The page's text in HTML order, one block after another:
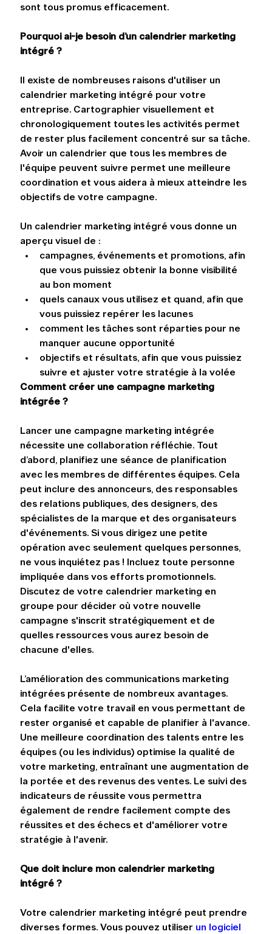
sont tous promus efficacement.
Pourquoi ai-je besoin d’un calendrier marketing
intégré ?
Il existe de nombreuses raisons d'utiliser un
calendrier marketing intégré pour votre
entreprise. Cartographier visuellement et
chronologiquement toutes les activités permet
de rester plus facilement concentré sur sa tâche.
Avoir un calendrier que tous les membres de
l'équipe peuvent suivre permet une meilleure
coordination et vous aidera à mieux atteindre les
objectifs de votre campagne.
Un calendrier marketing intégré vous donne un
aperçu visuel de :
campagnes, événements et promotions, afin
que vous puissiez obtenir la bonne visibilité
au bon moment
quels canaux vous utilisez et quand, afin que
vous puissiez repérer les lacunes
comment les tâches sont réparties pour ne
manquer aucune opportunité
objectifs et résultats, afin que vous puissiez
suivre et ajuster votre stratégie à la volée
Comment créer une campagne marketing
intégrée ?
Lancer une campagne marketing intégrée
nécessite une collaboration réfléchie. Tout
d’abord, planifiez une séance de planification
avec les membres de différentes équipes. Cela
peut inclure des annonceurs, des responsables
des relations publiques, des designers, des
spécialistes de la marque et des organisateurs
d'événements. Si vous dirigez une petite
opération avec seulement quelques personnes,
ne vous inquiétez pas ! Incluez toute personne
impliquée dans vos efforts promotionnels.
Discutez de votre calendrier marketing en
groupe pour décider où votre nouvelle
campagne s'inscrit stratégiquement et de
quelles ressources vous aurez besoin de
chacune d'elles.
L’amélioration des communications marketing
intégrées présente de nombreux avantages.
Cela facilite votre travail en vous permettant de
rester organisé et capable de planifier à l'avance.
Une meilleure coordination des talents entre les
équipes (ou les individus) optimise la qualité de
votre marketing, entraînant une augmentation de
la portée et des revenus des ventes. Le suivi des
indicateurs de réussite vous permettra
également de rendre facilement compte des
réussites et des échecs et d'améliorer votre
stratégie à l'avenir.
Que doit inclure mon calendrier marketing
intégré ?
Votre calendrier marketing intégré peut prendre
diverses formes. Vous pouvez utiliser un logiciel